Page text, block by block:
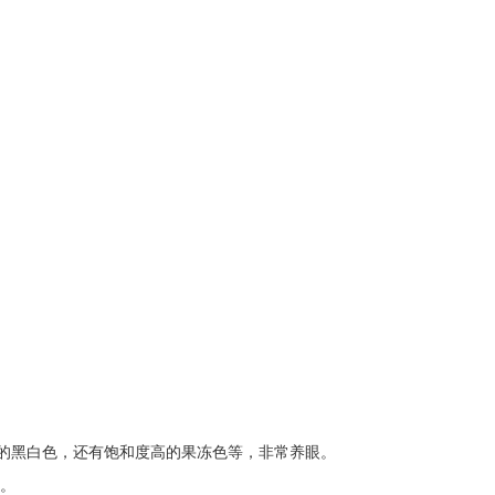
白色，还有饱和度高的果冻色等，非常养眼。